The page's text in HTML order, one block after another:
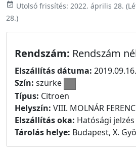
event_available Utolsó frissítés: 2022. április 28.
28.)
Rendszám: Rendszám
Elszállítás dátuma:
Szín: szürke
Típus: Citroen
Helyszín: VIII. MOLNÁR
Elszállítás oka: Hatósági
Tárolás helye: Budapest, X.